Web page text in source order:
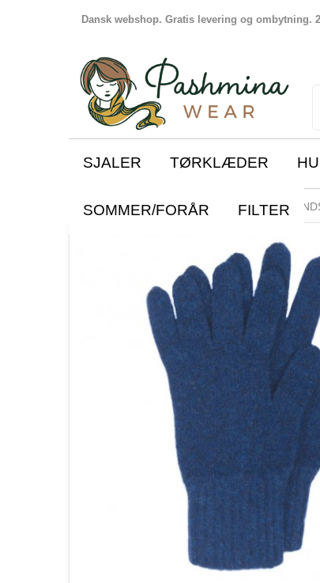
Dansk webshop. Gratis levering og ombytning.
SJALER TØRKLÆDER
SOMMER/FORÅR FILTER
HUER OG HANDSKER